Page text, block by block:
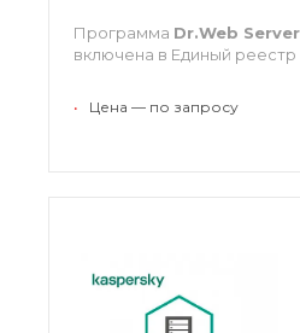
Программа Dr.Web
включена в Единый реестр
номером ПО 46.
«Заказать»
лицензии и расчета цены
• Цена — по запросу